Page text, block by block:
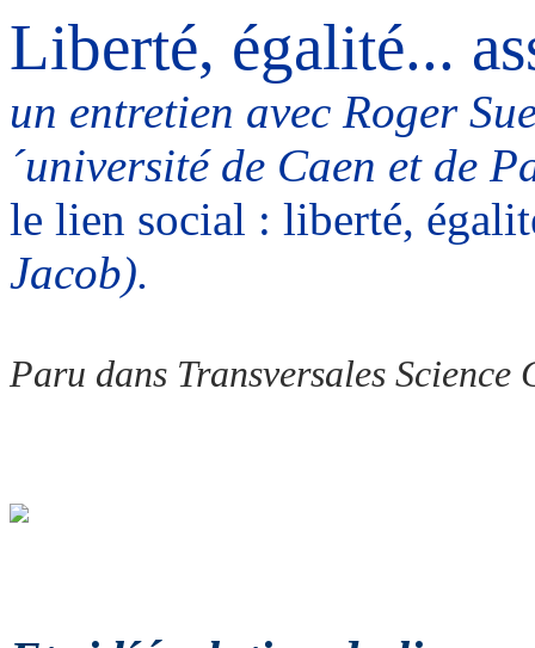
Liberté, égalité...
un entretien avec Roger
´université de Caen et de
le lien social : liberté,
Jacob).
Paru dans Transversales Science